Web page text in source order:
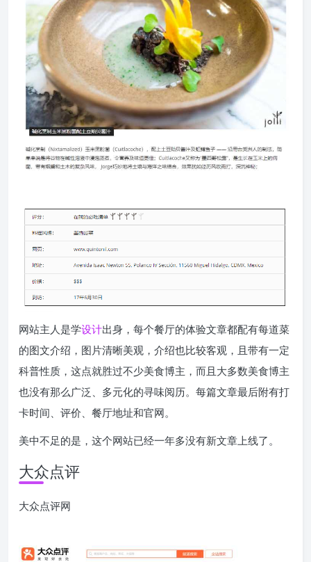
网站主人是学设计出身，每个餐厅的体验文章都配有每道菜
的图文介绍，图片清晰美观，介绍也比较客观，且带有一定
科普性质，这点就胜过不少美食博主，而且大多数美食博主
也没有那么广泛、多元化的寻味阅历。每篇文章最后附有打
卡时间、评价、餐厅地址和官网。
美中不足的是，这个网站已经一年多没有新文章上线了。
大众点评
大众点评网